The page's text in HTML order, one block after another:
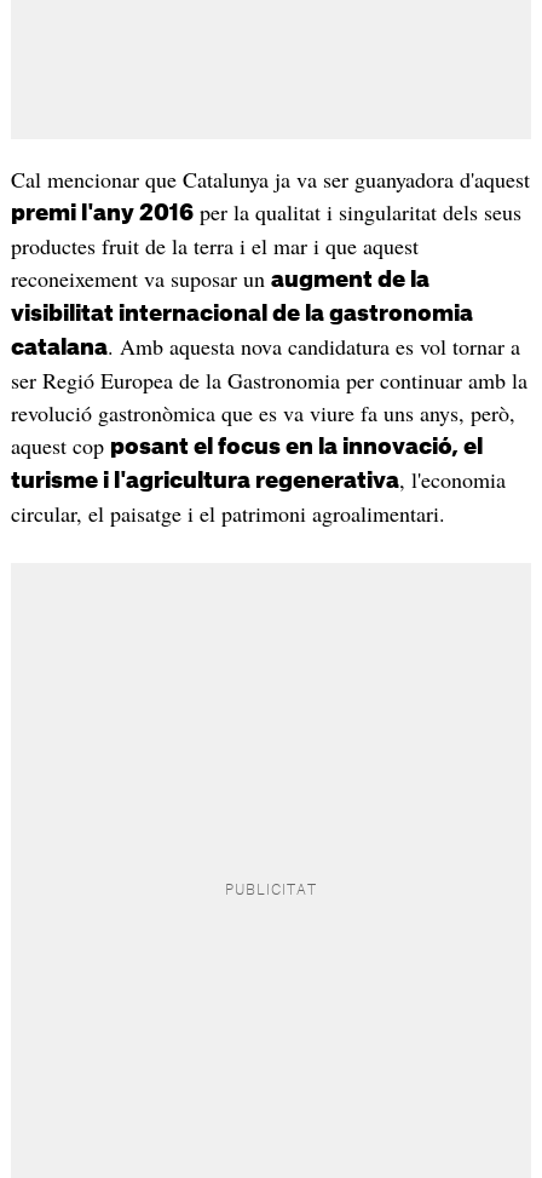
Cal mencionar que Catalunya ja va ser guanyadora d'aquest
premi l'any 2016per la qualitat i singularitat dels seus
productes fruit de la terra i el mar i que aquest
reconeixement va suposar un augment de la
visibilitat internacional de la gastronomia
catalana. Amb aquesta nova candidatura es vol tornar a
ser Regió Europea de la Gastronomia per continuar amb la
revolució gastronòmica que es va viure fa uns anys, però,
aquest cop posant el focus en la innovació, el
turisme i l'agricultura regenerativa, l'economia
circular, el paisatge i el patrimoni agroalimentari.